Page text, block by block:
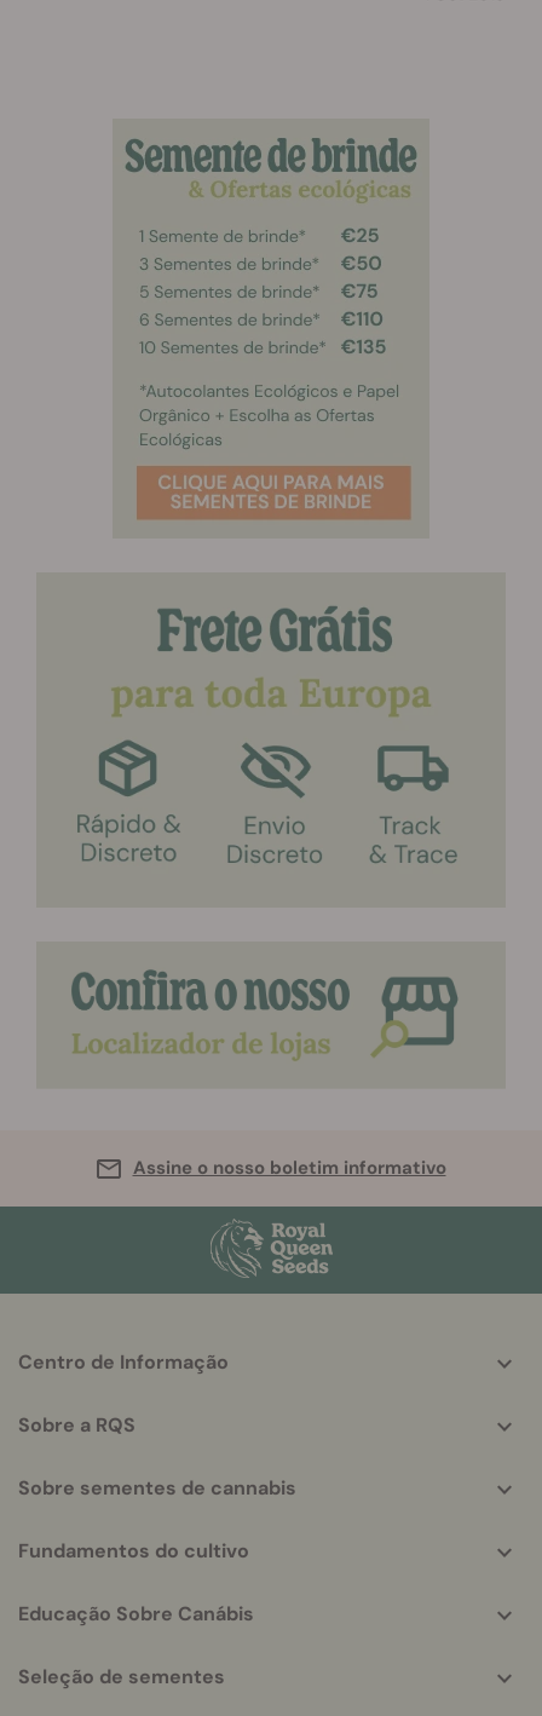
Assine o nosso boletim informativo
helpful
Centro de Informação
Sobre a RQS
Sobre sementes de cannabis
Fundamentos do cultivo
Educação Sobre Canábis
Seleção de sementes